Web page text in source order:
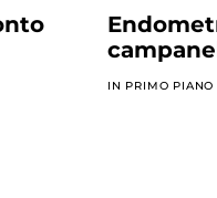
IN PRIMO PIANO